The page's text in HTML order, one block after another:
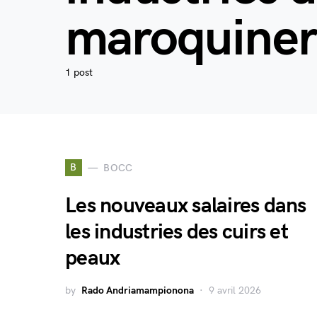
1 post
B BOCC
Les nouveaux salaires dans
les industries des cuirs et
peaux
by Rado Andriamampionona 9 avril 2026